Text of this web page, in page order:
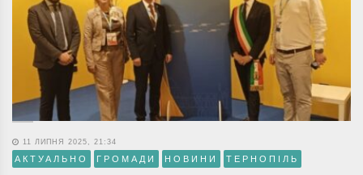
11 ЛИПНЯ 2025, 21:34
АКТУАЛЬНО ГРОМАДИ НОВИНИ ТЕРНОПІЛЬ